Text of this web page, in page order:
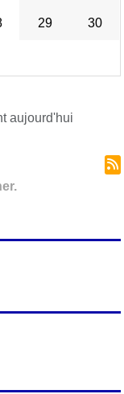
29 30
aujourd'hui